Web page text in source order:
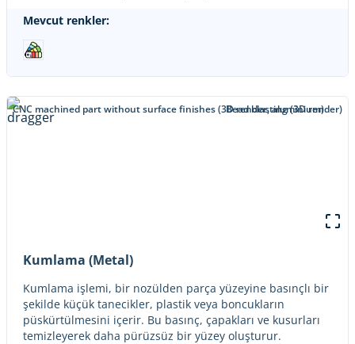
Mevcut renkler:
CNC machined part without surface finishes (3D render, aluminium)
Bead blasting (3D render)
Kumlama (Metal)
Kumlama işlemi, bir nozülden parça yüzeyine basınçlı bir
şekilde küçük tanecikler, plastik veya boncukların
püskürtülmesini içerir. Bu basınç, çapakları ve kusurları
temizleyerek daha pürüzsüz bir yüzey oluşturur.